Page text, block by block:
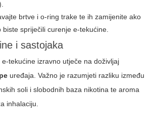
brtve i o-ring trake te ih zamijenite ako
biste spriječili curenje e-tekućine.
i sastojaka
tekućine izravno utječe na doživljaj
uređaja. Važno je razumjeti razliku između
soli i slobodnih baza nikotina te aroma
inhalaciju.